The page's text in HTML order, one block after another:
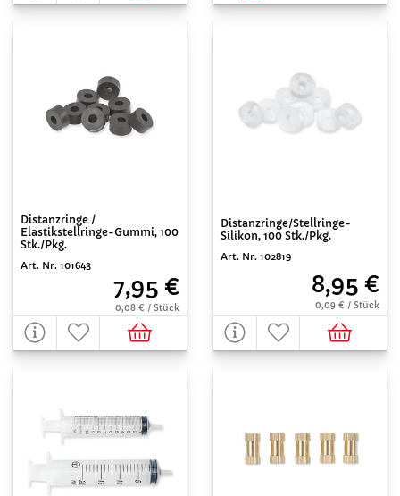
Distanzringe /
Elastikstellringe-Gummi, 100
Stk./Pkg.
Art. Nr. 101643
7,95 €
0,08 € / Stück
Distanzringe/Stellringe-
Silikon, 100 Stk./Pkg.
Art. Nr. 102819
8,95 €
0,09 € / Stück